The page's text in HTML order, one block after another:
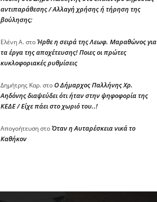
αντιπαράθεσης / Αλλαγή χρήσης ή τήρηση της
βούλησης;
Ελένη Α.στοΉρθε η σειρά της Λεωφ. Μαραθώνος για
τα έργα της αποχέτευσης! Ποιες οι πρώτες
κυκλοφοριακές ρυθμίσεις
Δημήτρης Καρ.στοΟ Δήμαρχος Παλλήνης Χρ.
Αηδόνης διαψεύδει ότι ήταν στην ψηφοφορία της
ΚΕΔΕ / Είχε πάει στο χωριό του..!
ΑπογοήτευσηστοΌταν η Αυταρέσκεια νικά το
Καθήκον